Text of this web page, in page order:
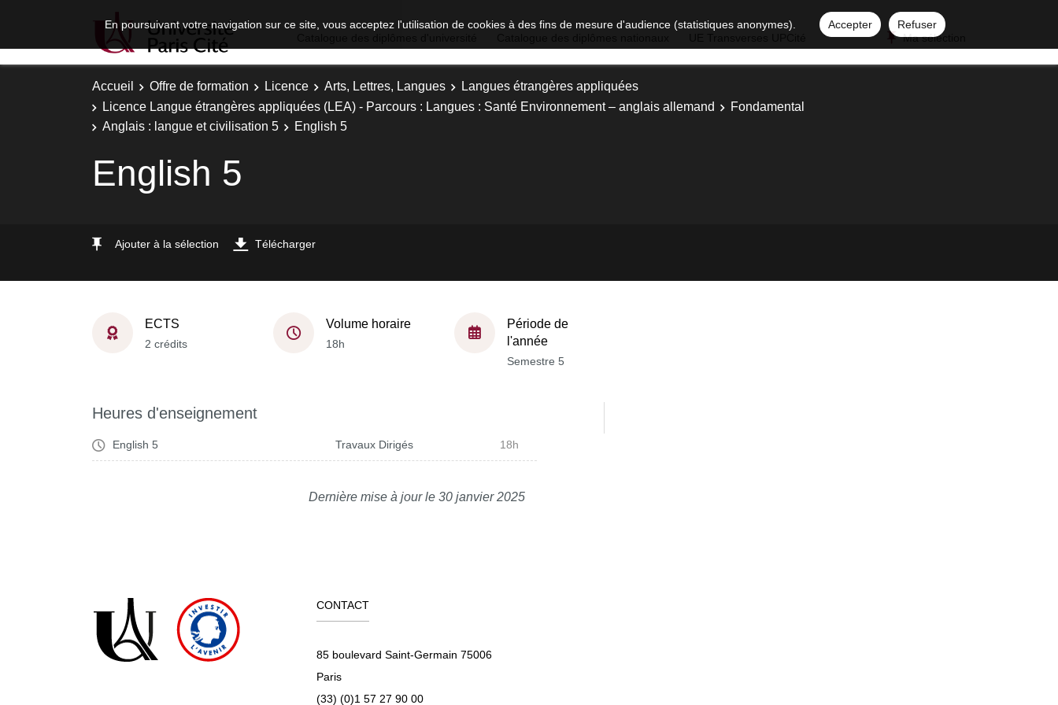
En poursuivant votre navigation sur ce site, vous acceptez l'utilisation de cookies à des fins de mesure d'audience (statistiques anonymes). Accepter
Refuser
Ma sélection
Accueil Offre de formation Licence Arts, Lettres, Langues
Langues étrangères appliquées
Licence Langue étrangères appliquées (LEA) - Parcours : Langues : Santé Environnement – anglais allemand
Fondamental
Anglais : langue et civilisation 5
English 5
English 5
Ajouter à la sélection Télécharger
ECTS
2 crédits
Volume horaire
18h
Période de
l'année
Semestre 5
Heures d'enseignement
English 5 Travaux Dirigés 18h
Dernière mise à jour le 30 janvier 2025
CONTACT
85 boulevard Saint-Germain 75006
Paris
(33) (0)1 57 27 90 00